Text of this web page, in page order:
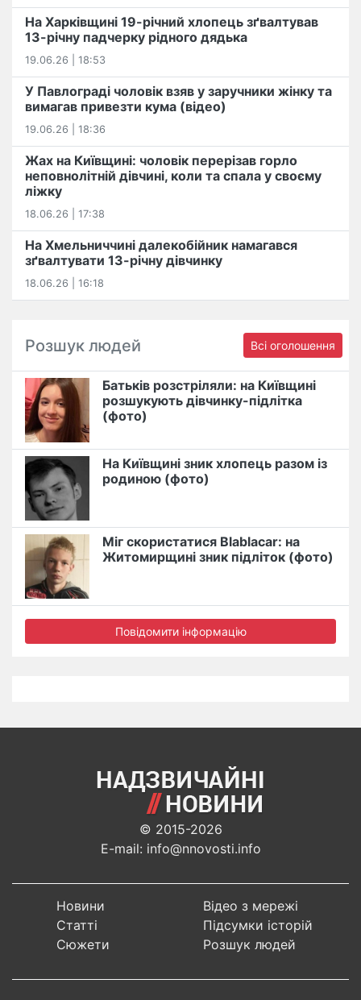
На Харківщині 19-річний хлопець​ ️зґвалтував
13-річну падчерку рідного дядька
19.06.26 | 18:53
У Павлограді чоловік взяв у заручники жінку та
вимагав привезти кума (відео)
19.06.26 | 18:36
Жах на Київщині: чоловік перерізав горло
неповнолітній дівчині, коли та спала у своєму
ліжку
18.06.26 | 17:38
На Хмельниччині далекобійник намагався
зґвалтувати 13-річну дівчинку
18.06.26 | 16:18
Розшук людей Всі оголошення
Батьків розстріляли: на Київщині
розшукують дівчинку-підлітка
(фото)
На Київщині зник хлопець разом із
родиною (фото)
Міг скористатися Blablacar: на
Житомирщині зник підліток (фото)
Повідомити інформацію
© 2015-2026
E-mail: info@nnovosti.info
Новини
Статті
Сюжети
Відео з мережі
Підсумки історій
Розшук людей